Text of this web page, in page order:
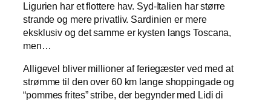
Ligurien har et flottere hav. Syd-Italien har større
strande og mere privatliv. Sardinien er mere
eksklusiv og det samme er kysten langs Toscana,
men…
Alligevel bliver millioner af feriegæster ved med at
strømme til den over 60 km lange shoppingade og
“pommes frites” stribe, der begynder med Lidi di